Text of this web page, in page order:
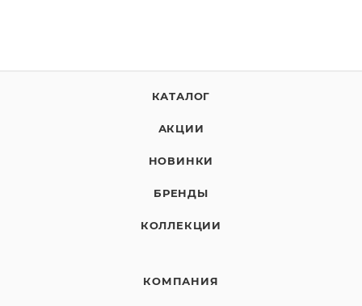
КАТАЛОГ
АКЦИИ
НОВИНКИ
БРЕНДЫ
КОЛЛЕКЦИИ
КОМПАНИЯ